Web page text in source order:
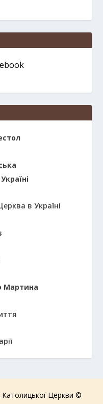
в Україні
Мартина
Католицької Церкви ©